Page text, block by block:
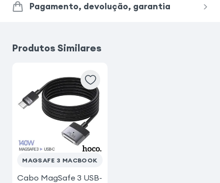
Pagamento, devolução, garantia
Produtos Similares
MAGSAFE 3 MACBOOK
Cabo MagSafe 3 USB-